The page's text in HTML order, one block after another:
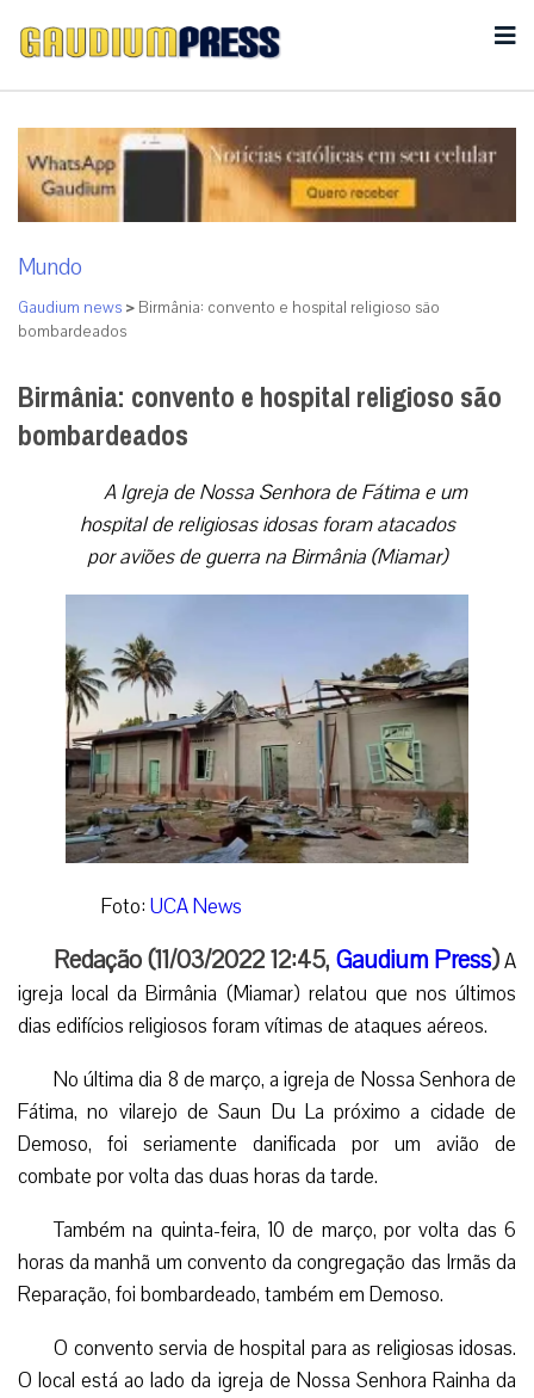
Mundo
Gaudium news > Birmânia: convento e hospital religioso são
bombardeados
Birmânia: convento e hospital religioso são
bombardeados
A Igreja de Nossa Senhora de Fátima e um
hospital de religiosas idosas foram atacados
por aviões de guerra na Birmânia (Miamar)
Foto: UCA News
Redação (11/03/2022 12:45, Gaudium Press)A
igreja local da Birmânia (Miamar) relatou que nos últimos
dias edifícios religiosos foram vítimas de ataques aéreos.
No última dia 8 de março, a igreja de Nossa Senhora de
Fátima, no vilarejo deSaun Du La próximo a cidade de
Demoso, foi seriamente danificada por um avião de
combate por volta das duas horas da tarde.
Também na quinta-feira, 10 de março, por volta das 6
horas da manhã um convento da congregação das Irmãs da
Reparação, foi bombardeado, também em Demoso.
O convento servia de hospital para as religiosas idosas.
O local está ao lado da igreja de Nossa Senhora Rainha da